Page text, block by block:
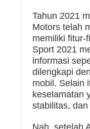
Tahun 2021
Motors telah
memiliki fitur-
Sport 2021
informasi
dilengkapi
mobil. Selain
keselamatan
stabilitas,
Nah, setelah